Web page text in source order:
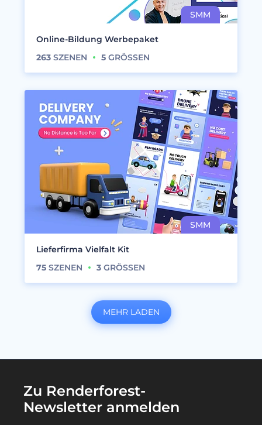
Online-Bildung Werbepaket
263 SZENEN 5 GRÖSSEN
Lieferfirma Vielfalt Kit
75 SZENEN 3 GRÖSSEN
MEHR LADEN
Zu Renderforest-
Newsletter anmelden